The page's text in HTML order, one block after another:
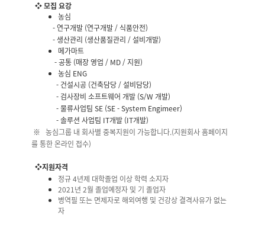
❖ 모집 요강
농심
- 연구개발 (연구개발 / 식품안전)
- 생산관리 (생산품질관리 / 설비개발)
메가마트
- 공통 (매장 영업 / MD / 지원)
농심 ENG
- 건설시공 (건축담당 / 설비담당)
- 검사장비 소프트웨어 개발 (S/W 개발)
- 물류사업팀 SE (SE - System Engimeer)
- 솔루션 사업팀 IT개발 (IT개발)
※ 농심그룹 내 회사별 중복지원이 가능합니다.(지원회사 홈페이지
를 통한 온라인 접수)
❖지원자격
정규 4년제 대학졸업 이상 학력 소지자
2021년 2월 졸업예정자 및 기 졸업자
병역필 또는 면제자로 해외여행 및 건강상 결격사유가 없는
자